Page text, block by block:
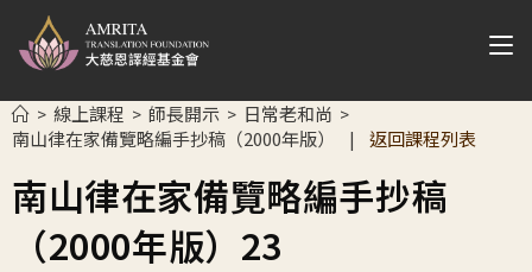
> 線上課程 > 師長開示 > 日常老和尚 >
南山律在家備覽略編手抄稿（2000年版） | 返回課程列表
南山律在家備覽略編手抄稿
（2000年版）23